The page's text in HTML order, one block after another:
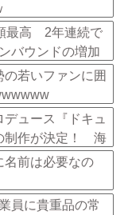
最高 2年連続で
バウンドの増加
上」
の若いファンに囲
デュース『ドキュ
制作が決定！ 海
25ヶ国・地域で
名前は必要なの
員に貴重品の常